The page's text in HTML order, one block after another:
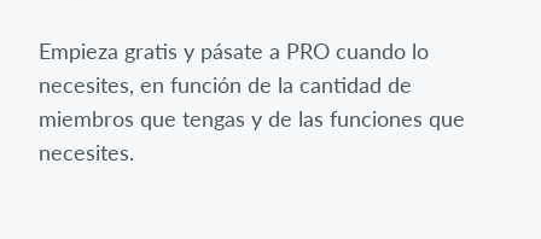
Empieza gratis y pásate a PRO cuando lo
necesites, en función de la cantidad de
miembros que tengas y de las funciones que
necesites.